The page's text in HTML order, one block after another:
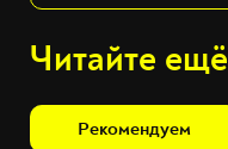
Читайте ещё
Рекомендуем